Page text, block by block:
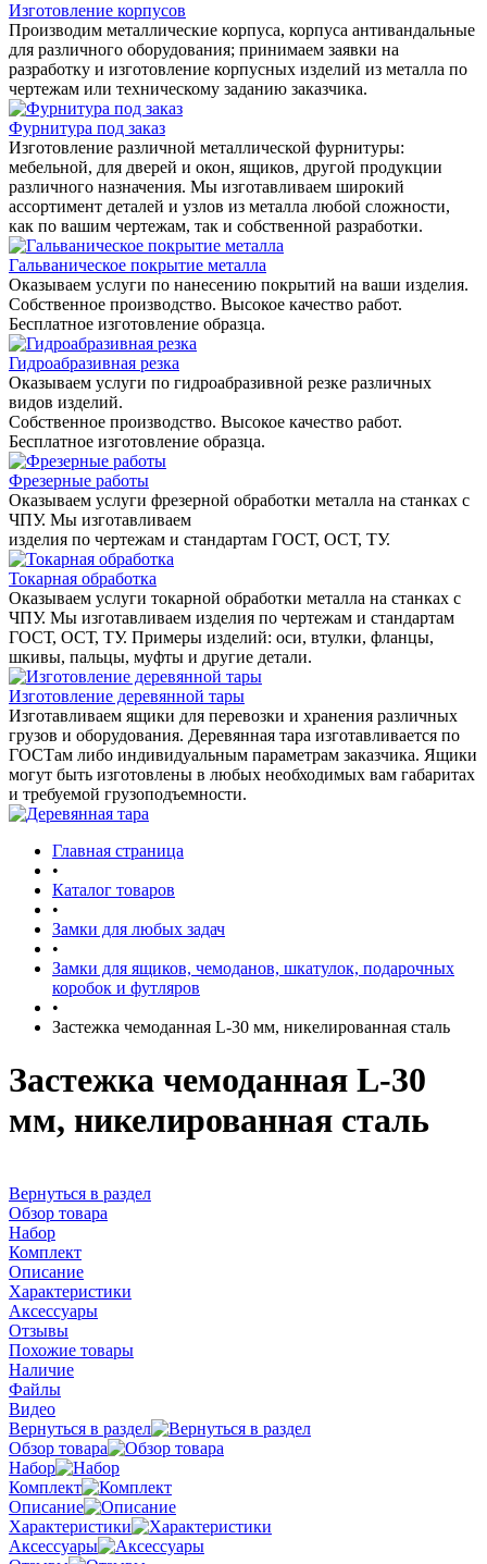
Изготовление корпусов
Производим металлические корпуса, корпуса антивандальные
для различного оборудования; принимаем заявки на
разработку и изготовление корпусных изделий из металла по
чертежам или техническому заданию заказчика.
Фурнитура под заказ
Изготовление различной металлической фурнитуры:
мебельной, для дверей и окон, ящиков, другой продукции
различного назначения. Мы изготавливаем широкий
ассортимент деталей и узлов из металла любой сложности,
как по вашим чертежам, так и собственной разработки.
Гальваническое покрытие металла
Оказываем услуги по нанесению покрытий на ваши изделия.
Собственное производство. Высокое качество работ.
Бесплатное изготовление образца.
Гидроабразивная резка
Оказываем услуги по гидроабразивной резке различных
видов изделий.
Собственное производство. Высокое качество работ.
Бесплатное изготовление образца.
Фрезерные работы
Оказываем услуги фрезерной обработки металла на станках с
ЧПУ. Мы изготавливаем
изделия по чертежам и стандартам ГОСТ, ОСТ, ТУ.
Токарная обработка
Оказываем услуги токарной обработки металла на станках с
ЧПУ. Мы изготавливаем изделия по чертежам и стандартам
ГОСТ, ОСТ, ТУ. Примеры изделий: оси, втулки, фланцы,
шкивы, пальцы, муфты и другие детали.
Изготовление деревянной тары
Изготавливаем ящики для перевозки и хранения различных
грузов и оборудования. Деревянная тара изготавливается по
ГОСТам либо индивидуальным параметрам заказчика. Ящики
могут быть изготовлены в любых необходимых вам габаритах
и требуемой грузоподъемности.
Главная страница
•
Каталог товаров
•
Замки для любых задач
•
Замки для ящиков, чемоданов, шкатулок, подарочных
коробок и футляров
•
Застежка чемоданная L-30 мм, никелированная сталь
Застежка чемоданная L-30
мм, никелированная сталь
Вернуться в раздел
Обзор товара
Набор
Комплект
Описание
Характеристики
Аксессуары
Отзывы
Похожие товары
Наличие
Файлы
Видео
Вернуться в раздел
Обзор товара
Набор
Комплект
Описание
Характеристики
Аксессуары